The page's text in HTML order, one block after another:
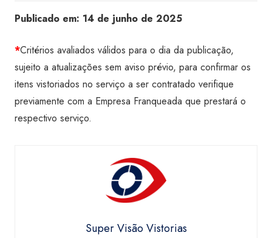
Publicado em: 14 de junho de 2025
*Critérios avaliados válidos para o dia da publicação,
sujeito a atualizações sem aviso prévio, para confirmar os
itens vistoriados no serviço a ser contratado verifique
previamente com a Empresa Franqueada que prestará o
respectivo serviço.
Super Visão Vistorias